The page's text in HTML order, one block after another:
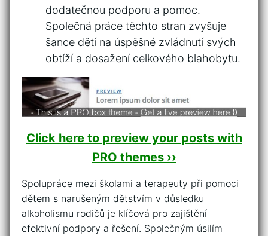
dodatečnou podporu a pomoc.
Společná ​práce těchto stran zvyšuje
šance dětí na úspěšné zvládnutí⁣ svých
obtíží a⁢ dosažení celkového blahobytu.
Click here to preview your posts with
PRO themes ››
Spolupráce mezi školami a terapeuty při pomoci
dětem s narušeným dětstvím v důsledku
alkoholismu rodičů⁢ je klíčová ⁣pro zajištění
efektivní podpory⁤ a ‍řešení. Společným úsilím